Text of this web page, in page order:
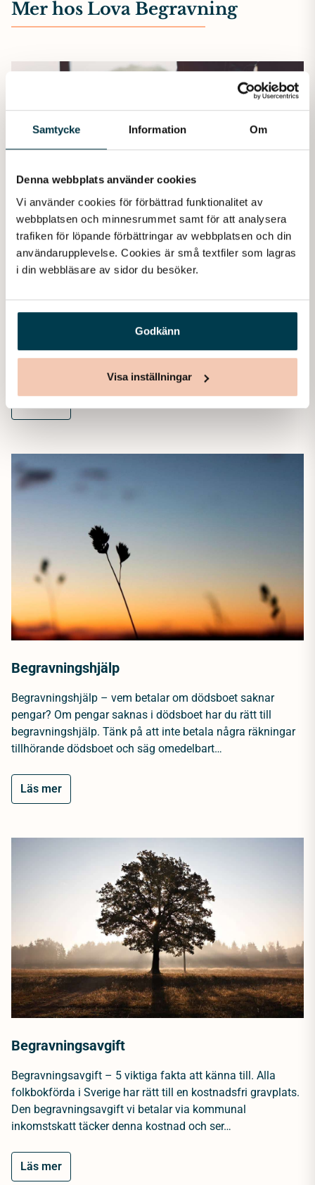
Samtycke Information Om
Denna webbplats använder cookies
Vi använder cookies för förbättrad funktionalitet av
webbplatsen och minnesrummet samt för att analysera
trafiken för löpande förbättringar av webbplatsen och din
användarupplevelse. Cookies är små textfiler som lagras
i din webbläsare av sidor du besöker.
Godkänn
Visa inställningar
Mer hos Lova Begravning
Juridik vid dödsfall – viktiga tjänster att känna till. I
samband med att en nära släkting eller vän går bort
uppstår ofta frågor kring dödsbo, juridik och ekonomi. Det
Läs mer
Begravningshjälp
Begravningshjälp – vem betalar om dödsboet saknar
pengar? Om pengar saknas i dödsboet har du rätt till
begravningshjälp. Tänk på att inte betala några räkningar
tillhörande dödsboet och säg omedelbart…
Läs mer
Begravningsavgift
Begravningsavgift – 5 viktiga fakta att känna till. Alla
folkbokförda i Sverige har rätt till en kostnadsfri gravplats.
Den begravningsavgift vi betalar via kommunal
inkomstskatt täcker denna kostnad och ser…
Läs mer